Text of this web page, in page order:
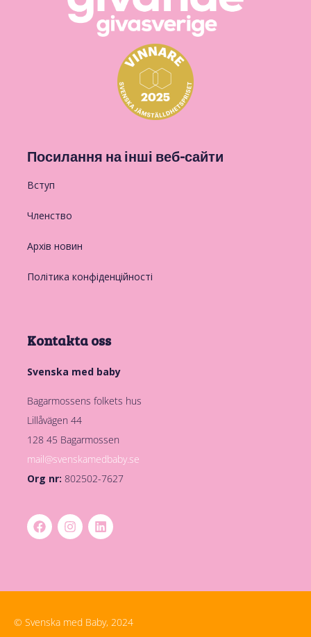
Посилання на інші веб-сайти
Вступ
Членство
Архів новин
Політика конфіденційності
Kontakta oss
Svenska med baby
Bagarmossens folkets hus
Lillåvägen 44
128 45 Bagarmossen
mail@svenskamedbaby.se
Org nr: 802502-7627
© Svenska med Baby, 2024